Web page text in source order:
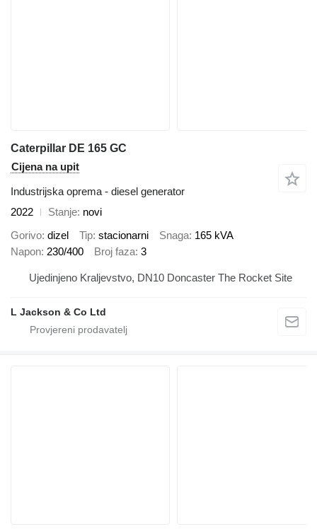
Caterpillar DE 165 GC
Cijena na upit
Industrijska oprema - diesel generator
2022
Stanje novi
Gorivo dizel Tip stacionarni Snaga 165 kVA
Napon 230/400 Broj faza 3
Ujedinjeno Kraljevstvo, DN10 Doncaster The Rocket Site
L Jackson & Co Ltd